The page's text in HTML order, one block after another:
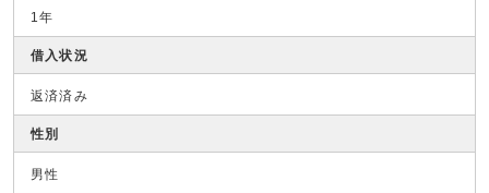
1年
借入状況
返済済み
性別
男性